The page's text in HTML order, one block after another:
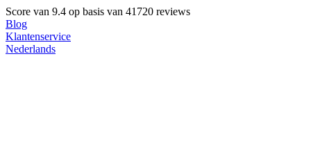
Score van 9.4 op basis van 41720 reviews
Blog
Klantenservice
Nederlands